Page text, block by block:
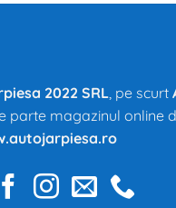
2022 SRL , pe scurt
parte magazinul online